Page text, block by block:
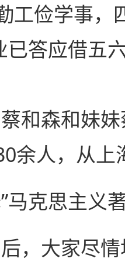
工俭学事，
已答应借五
和森和妹
余人，从上
克思主义
大家尽情